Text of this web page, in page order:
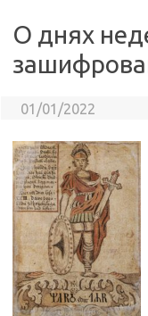
О днях
01/01/2022